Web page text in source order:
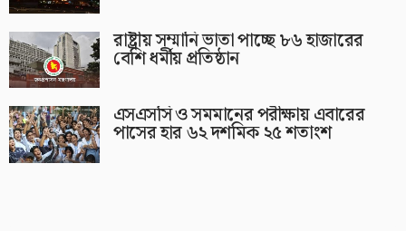
রাষ্ট্রীয় সম্মানি ভাতা পাচ্ছে ৮৬ হাজারের
বেশি ধর্মীয় প্রতিষ্ঠান
এসএসসি ও সমমানের পরীক্ষায় এবারের
পাসের হার ৬২ দশমিক ২৫ শতাংশ